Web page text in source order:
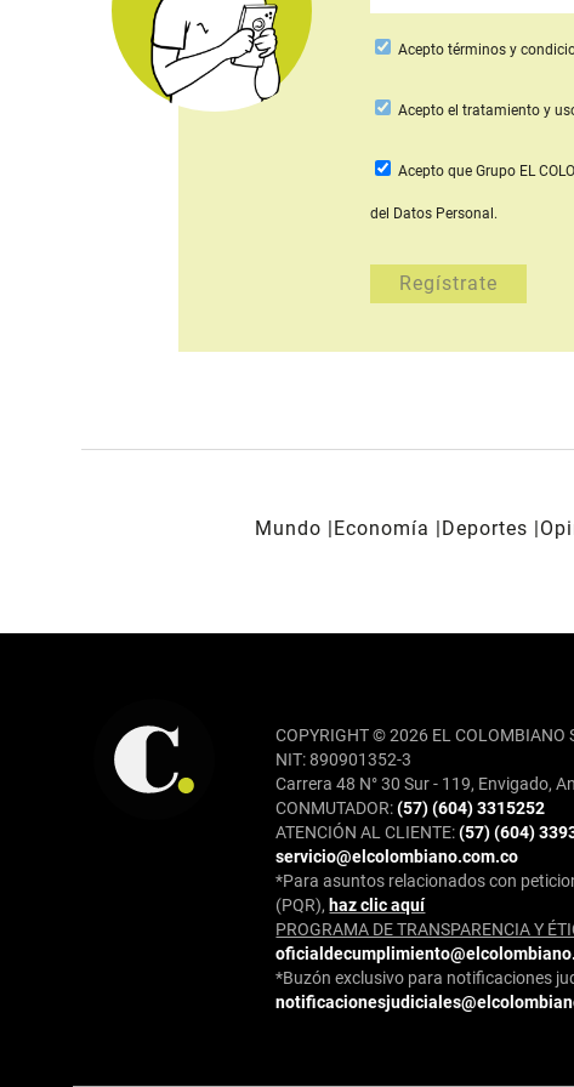
Acepto términos y
Aceptoel tratamiento y
Acepto que Grupo EL
del Datos Personal.
Mundo Economía Deportes
COPYRIGHT © 2026 EL COLOMBIANO
NIT: 890901352-3
Carrera 48 N° 30 Sur - 119, Envigado,
CONMUTADOR:(57) (604) 3315252
ATENCIÓN AL CLIENTE:(57) (604)
servicio@elcolombiano.com.co
*Para asuntos relacionados con
(PQR), haz clic aquí
PROGRAMA DE TRANSPARENCIA Y
*Buzón exclusivo para notificaciones